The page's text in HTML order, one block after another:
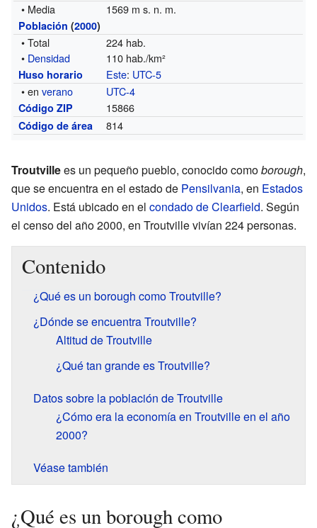
• Media 1569 m s. n. m.
Población (2000)
• Total
224 hab.
• Densidad 110 hab./km²
Huso horario Este: UTC-5
• enverano UTC-4
Código ZIP 15866
Código de área 814
Troutvillees un pequeño pueblo, conocido comoborough,
que se encuentra en el estado de Pensilvania, en Estados
Unidos. Está ubicado en el condado de Clearfield. Según
el censo del año 2000, en Troutville vivían 224 personas.
Contenido
¿Qué es un borough como Troutville?
¿Dónde se encuentra Troutville?
Altitud de Troutville
¿Qué tan grande es Troutville?
Datos sobre la población de Troutville
¿Cómo era la economía en Troutville en el año
2000?
Véase también
¿Qué es un borough como